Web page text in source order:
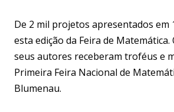
De 2 mil projetos apresentados
esta edição da Feira de
seus autores receberam troféus e
Primeira Feira Nacional de
Blumenau.